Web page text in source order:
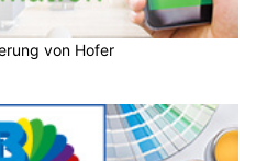
von Hofer